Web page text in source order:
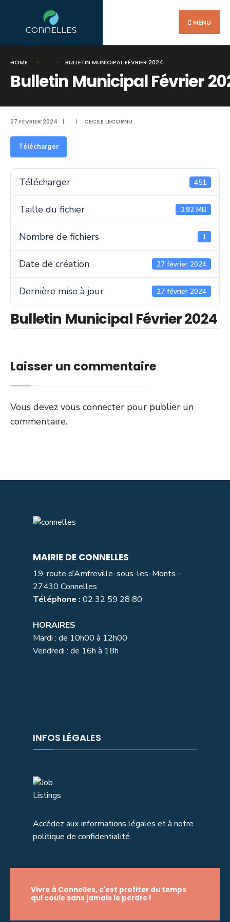
MENU
HOME BULLETIN MUNICIPAL FÉVRIER 2024
Bulletin Municipal Février
27 FÉVRIER 2024 | | CECILE LECORNU
Télécharger
Télécharger 451
Taille du fichier 3.92 MB
Nombre de fichiers 1
Date de création 27 février 2024
Dernière mise à jour 27 février 2024
Bulletin Municipal Février 2024
Laisser un commentaire
Vous devez vous connecter pour publier un
commentaire.
MAIRIE DE CONNELLES
19, route d’Amfreville-sous-les-Monts –
27430 Connelles
Téléphone : 02 32 59 28 80
HORAIRES
Mardi : de 10h00 à 12h00
Vendredi : de 16h à 18h
INFOS LÉGALES
Accédez aux informations légales et à notre
politique de confidentialité.
Vivre à Connelles, c'est profiter du temps
qui coule sans jamais le perdre !